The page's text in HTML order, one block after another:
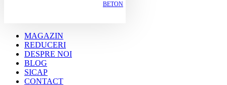
BETON
MAGAZIN
REDUCERI
DESPRE NOI
BLOG
SICAP
CONTACT